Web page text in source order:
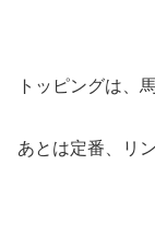
トッピングは、
あとは定番、リ